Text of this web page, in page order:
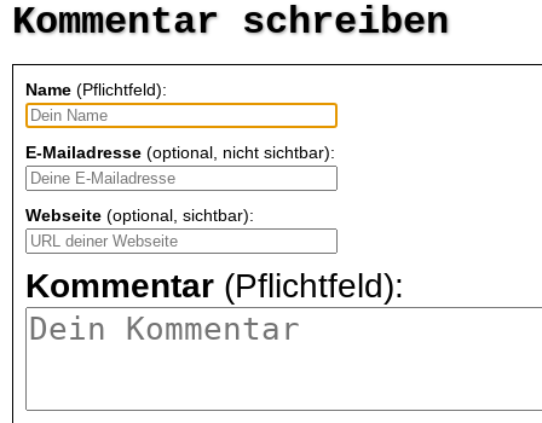
Kommentar schreiben
Name (Pflichtfeld):
E-Mailadresse (optional, nicht sichtbar):
Webseite (optional, sichtbar):
Kommentar (Pflichtfeld):